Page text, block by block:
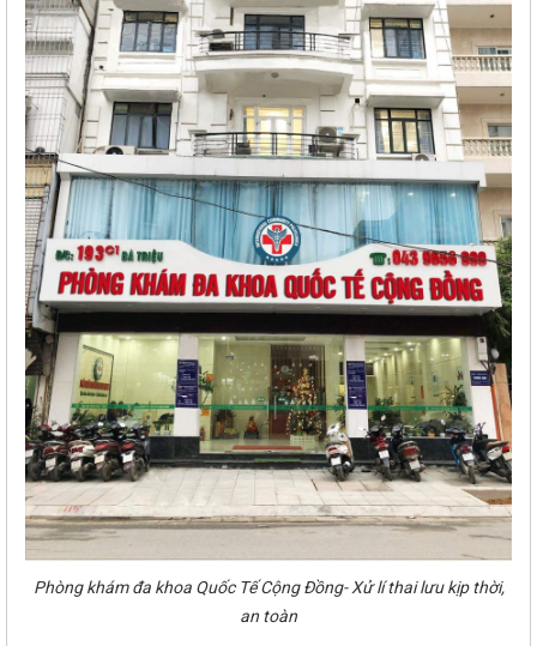
Phòng khám đa khoa Quốc Tế Cộng Đồng- Xử lí thai lưu kịp thời,
an toàn